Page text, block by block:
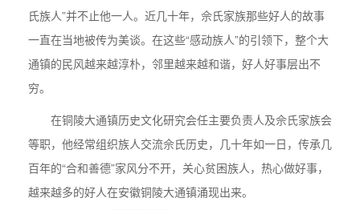
氏族人”并不止他一人。近几十年，佘氏家族那些好人的故事
一直在当地被传为美谈。在这些“感动族人”的引领下，整个大
通镇的民风越来越淳朴，邻里越来越和谐，好人好事层出不
穷。
在铜陵大通镇历史文化研究会任主要负责人及佘氏家族会
等职，他经常组织族人交流佘氏历史，几十年如一日，传承几
百年的“合和善德”家风分不开，关心贫困族人，热心做好事，
越来越多的好人在安徽铜陵大通镇涌现出来。